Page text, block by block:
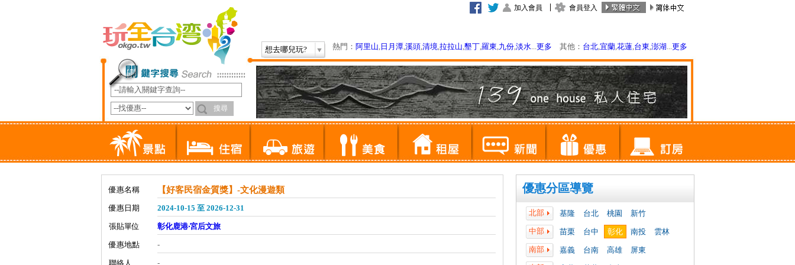
加入會員 會員登入
想去哪兒玩? 熱門： 阿里山, 日月潭,溪頭,清境,拉拉山,墾丁,羅東,九份,淡水...更多 其他： 台北,宜蘭,花蓮,台東,澎湖...更多
優惠分區導覽
北部 基隆 台北 桃園
新竹
中部
苗栗 台中 彰化 南投
雲林
南部
嘉義 台南 高雄
屏東
優惠名稱 【好客民宿金質獎】-文化漫遊類
優惠日期 2024-10-15 至 2026-12-31
張貼單位 彰化鹿港‧宮后文旅
優惠地點 -
聯絡人 -